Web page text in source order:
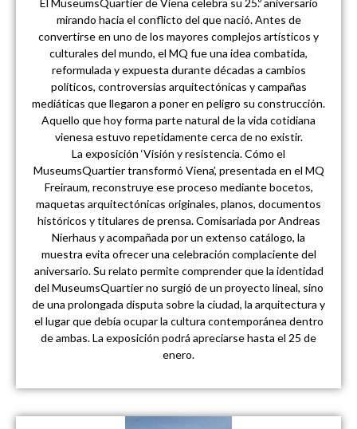
mirando hacia el conflicto del que nació. Antes de
convertirse en uno de los mayores complejos artísticos y
culturales del mundo, el MQ fue una idea combatida,
reformulada y expuesta durante décadas a cambios
políticos, controversias arquitectónicas y campañas
mediáticas que llegaron a poner en peligro su construcción.
Aquello que hoy forma parte natural de la vida cotidiana
vienesa estuvo repetidamente cerca de no existir.
La exposición ‘Visión y resistencia. Cómo el
MuseumsQuartier transformó Viena’, presentada en el MQ
Freiraum, reconstruye ese proceso mediante bocetos,
maquetas arquitectónicas originales, planos, documentos
históricos y titulares de prensa. Comisariada por Andreas
Nierhaus y acompañada por un extenso catálogo, la
muestra evita ofrecer una celebración complaciente del
aniversario. Su relato permite comprender que la identidad
del MuseumsQuartier no surgió de un proyecto lineal, sino
de una prolongada disputa sobre la ciudad, la arquitectura y
el lugar que debía ocupar la cultura contemporánea dentro
de ambas. La exposición podrá apreciarse hasta el 25 de
enero.